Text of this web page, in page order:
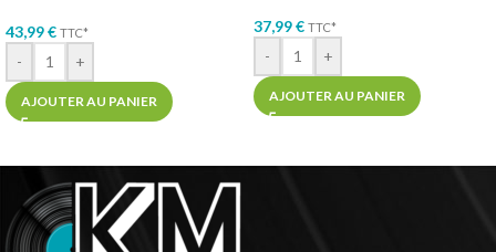
43,99€ TTC*
- +
AJOUTER AU PANIER
37,99€ TTC*
- +
AJOUTER AU PANIER